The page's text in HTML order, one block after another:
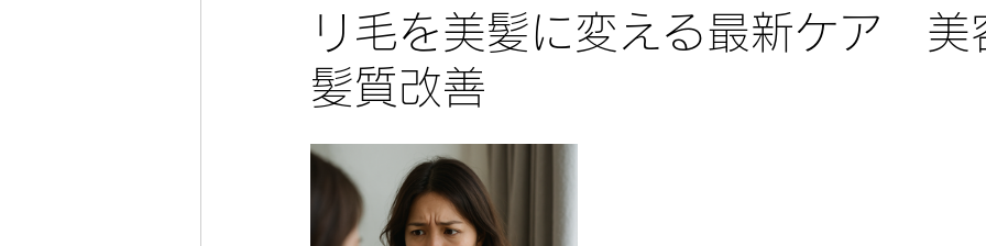
リ毛を美髪に変える最新ケア
髪質改善